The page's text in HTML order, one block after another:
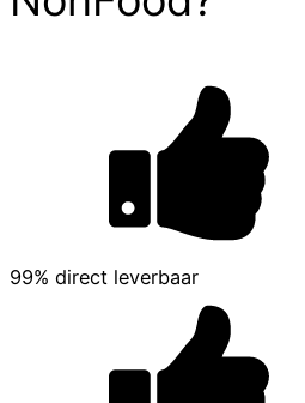
99% direct leverbaar